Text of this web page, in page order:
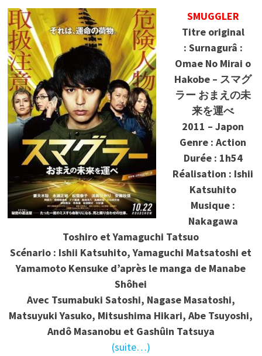
SMUGGLER
Titre original
: Surnagurâ :
Omae No Mirai o
Hakobe – スマグ
ラー おまえの未
来を運べ
2011 – Japon
Genre : Action
Durée : 1h54
Réalisation : Ishii
Katsuhito
Musique :
Nakagawa
Toshiro et Yamaguchi Tatsuo
Scénario : Ishii Katsuhito, Yamaguchi Matsatoshi et
Yamamoto Kensuke d’après le manga de Manabe
Shôhei
Avec Tsumabuki Satoshi, Nagase Masatoshi,
Matsuyuki Yasuko, Mitsushima Hikari, Abe Tsuyoshi,
Andô Masanobu et Gashûin Tatsuya
(suite…)